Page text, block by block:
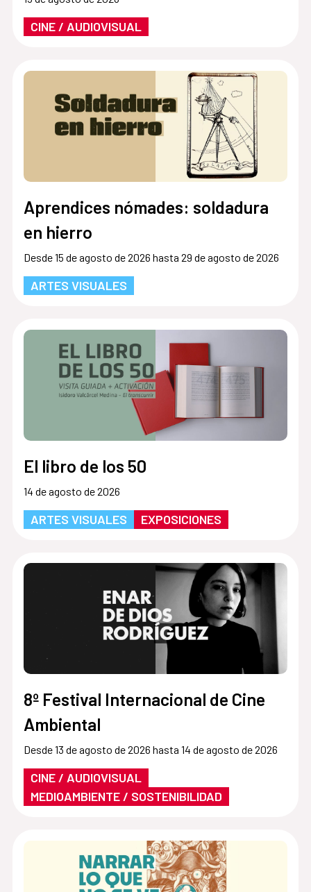
CINE / AUDIOVISUAL
Aprendices nómades: soldadura
en hierro
Desde 15 de agosto de 2026 hasta 29 de agosto de 2026
ARTES VISUALES
El libro de los 50
14 de agosto de 2026
ARTES VISUALES EXPOSICIONES
8º Festival Internacional de Cine
Ambiental
Desde 13 de agosto de 2026 hasta 14 de agosto de 2026
CINE / AUDIOVISUAL
MEDIOAMBIENTE / SOSTENIBILIDAD